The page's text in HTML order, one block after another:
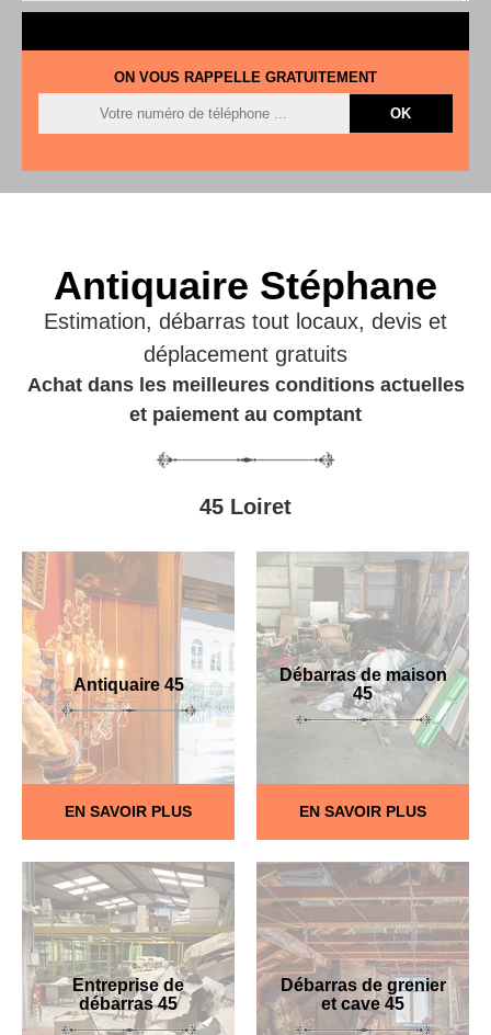
ON VOUS RAPPELLE GRATUITEMENT
Antiquaire Stéphane
Estimation, débarras tout locaux, devis et
déplacement gratuits
Achat dans les meilleures conditions actuelles
et paiement au comptant
45 Loiret
Antiquaire 45
EN SAVOIR PLUS
Débarras de maison
45
EN SAVOIR PLUS
Entreprise de
débarras 45
Débarras de grenier
et cave 45